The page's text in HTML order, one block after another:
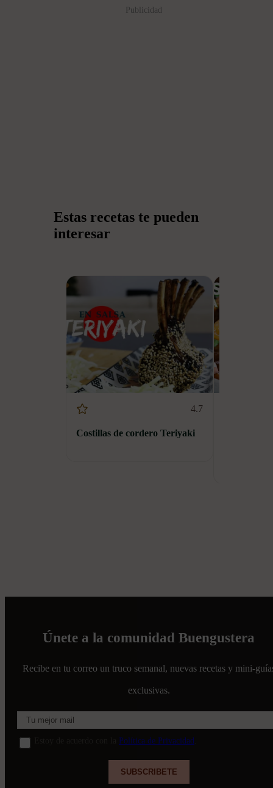
Publicidad
Estas recetas te pueden
interesar
4.7
Costillas de cordero Teriyaki
Únete a la comunidad Buengustera
Recibe en tu correo un truco semanal, nuevas recetas y mini-
exclusivas.
Política de Privacidad